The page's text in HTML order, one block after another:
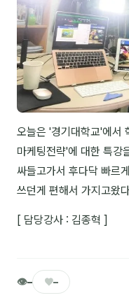
온라인강의 NEW
📈 B2B 마케팅
🤖 AI 실무
🧭 기획·전략
강사
김의중
오늘은 '경기대학교'에서
마케팅전략'에 대한 특강
싸들고가서 후다닥 빠르
쓰던게 편해서 가지고왔
[ 담당강사 : 김종혁 ]
👁– ♥–